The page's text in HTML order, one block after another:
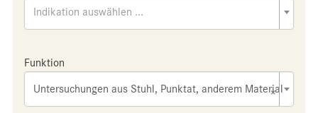
Indikation auswählen ...
Funktion
×
Untersuchungen aus Stuhl, Punktat, anderem Material